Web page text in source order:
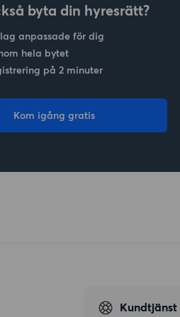
byta din hyresrätt?
anpassade för dig
hela bytet
på 2 minuter
Kom igång gratis
Kundtjänst